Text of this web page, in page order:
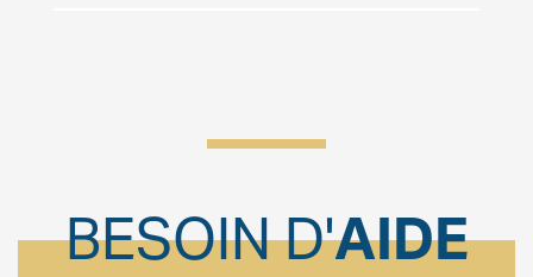
BESOIN D'AIDE